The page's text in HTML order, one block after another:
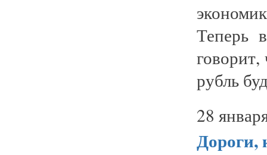
Теперь
рубль
28
Дороги,